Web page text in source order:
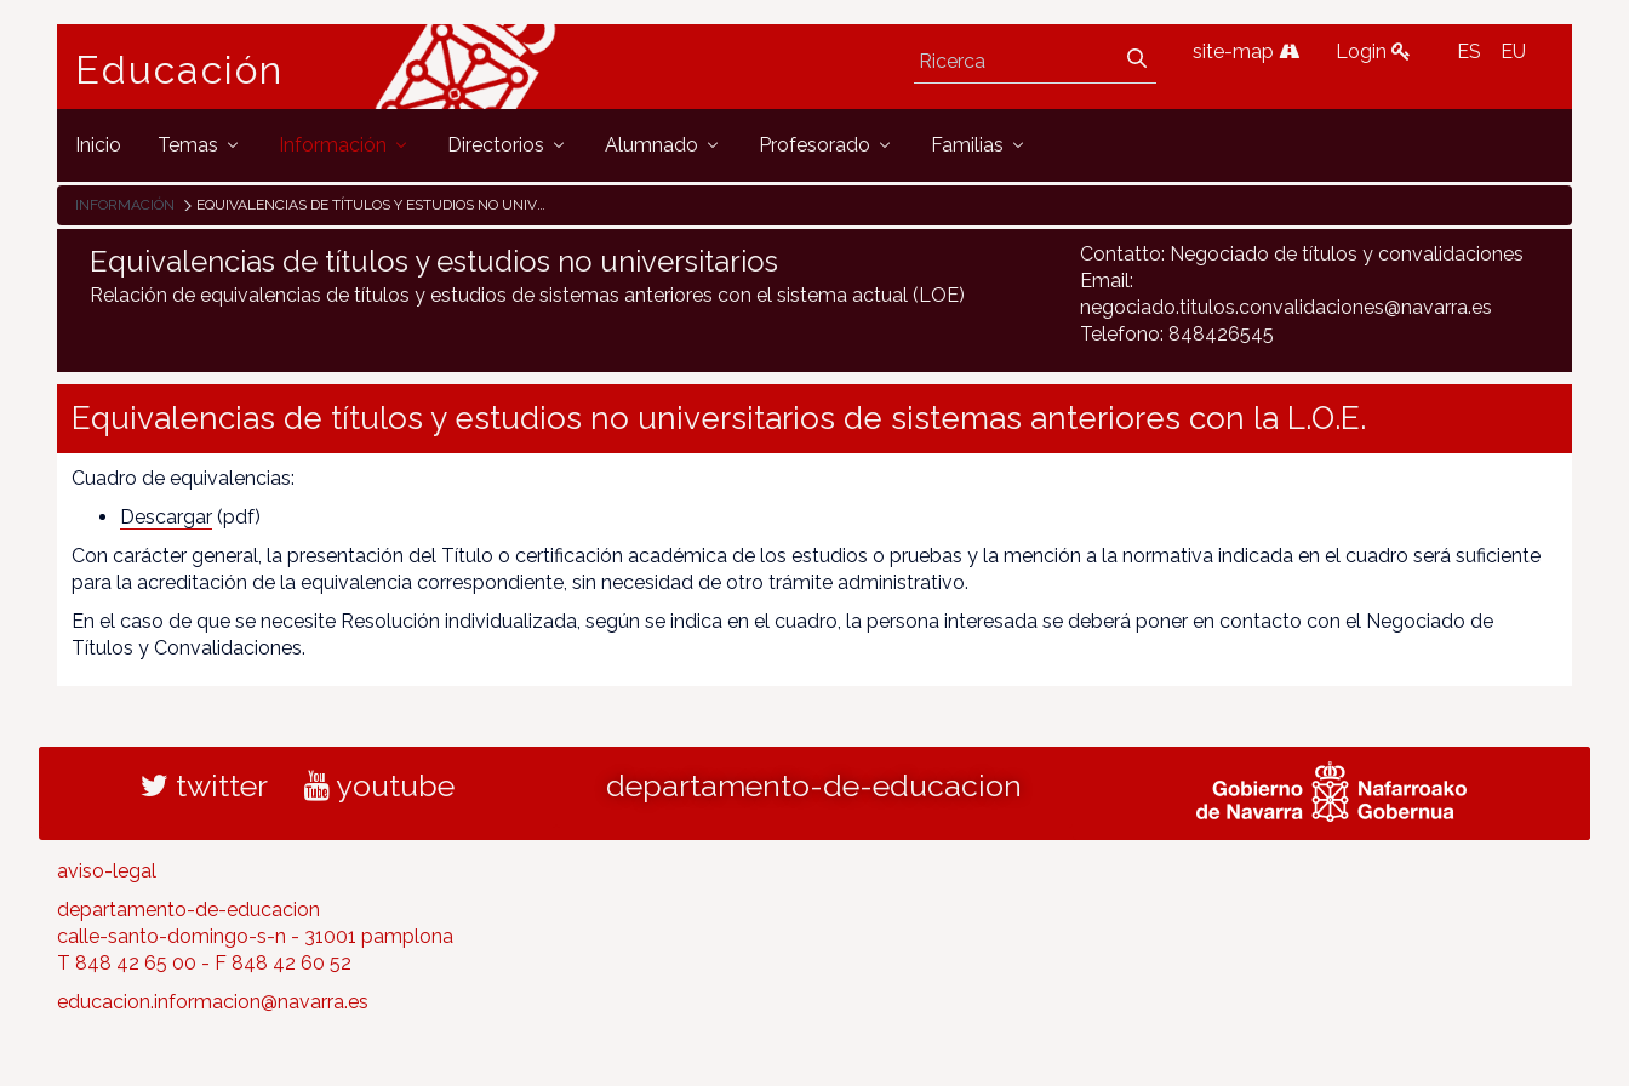
Educación site-map Login ES EU
Inicio Temas Información Directorios Alumnado Profesorado Familias
INFORMACIÓN EQUIVALENCIAS DE TÍTULOS Y ESTUDIOS NO UNIVERSITARIOS
Equivalencias de títulos y estudios no universitarios
Relación de equivalencias de títulos y estudios de sistemas anteriores con el sistema actual (LOE)
Contatto: Negociado de títulos y convalidaciones
Email:
negociado.titulos.convalidaciones@navarra.es
Telefono: 848426545
Equivalencias de títulos y estudios no universitarios de sistemas anteriores con la L.O.E.
Cuadro de equivalencias:
Descargar (pdf)
Con carácter general, la presentación del Título o certificación académica de los estudios o pruebas y la mención a la normativa indicada en el cuadro será suficiente
para la acreditación de la equivalencia correspondiente, sin necesidad de otro trámite administrativo.
En el caso de que se necesite Resolución individualizada, según se indica en el cuadro, la persona interesada se deberá poner en contacto con el Negociado de
Títulos y Convalidaciones.
twitter youtube departamento-de-educacion
aviso-legal
departamento-de-educacion
calle-santo-domingo-s-n - 31001 pamplona
T 848 42 65 00 - F 848 42 60 52
educacion.informacion@navarra.es